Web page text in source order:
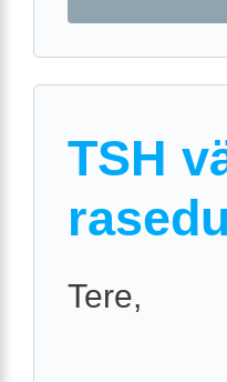
TSH
Tere,